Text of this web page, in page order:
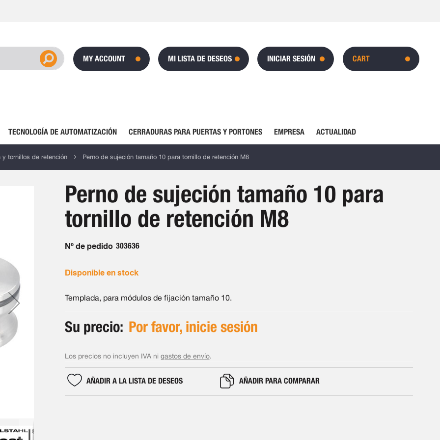
CART
MY ACCOUNT MI LISTA DE DESEOS INICIAR SESIÓN
TECNOLOGÍA DE AUTOMATIZACIÓN CERRADURAS PARA PUERTAS Y PORTONES EMPRESA ACTUALIDAD
y tornillos de retención Perno de sujeción tamaño 10 para tornillo de retención M8
Perno de sujeción tamaño 10 para
tornillo de retención M8
Nº de pedido 303636
Disponible en stock
Templada, para módulos de fijación tamaño 10.
Su precio: Por favor, inicie sesión
Los precios no incluyen IVA ni gastos de envío.
AÑADIR A LA LISTA DE DESEOS AÑADIR PARA COMPARAR